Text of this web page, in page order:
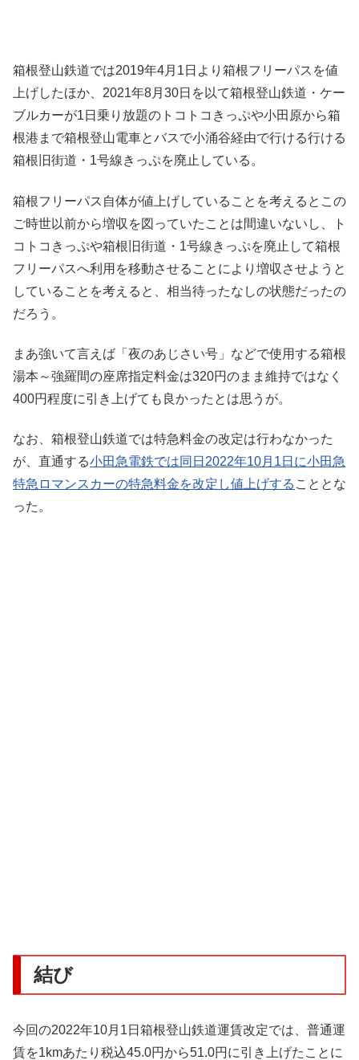
箱根登山鉄道では2019年4月1日より箱根フリーパスを値
上げしたほか、2021年8月30日を以て箱根登山鉄道・ケー
ブルカーが1日乗り放題のトコトコきっぷや小田原から箱
根港まで箱根登山電車とバスで小涌谷経由で行ける行ける
箱根旧街道・1号線きっぷを廃止している。
箱根フリーパス自体が値上げしていることを考えるとこの
ご時世以前から増収を図っていたことは間違いないし、ト
コトコきっぷや箱根旧街道・1号線きっぷを廃止して箱根
フリーパスへ利用を移動させることにより増収させようと
していることを考えると、相当待ったなしの状態だったの
だろう。
まあ強いて言えば「夜のあじさい号」などで使用する箱根
湯本～強羅間の座席指定料金は320円のまま維持ではなく
400円程度に引き上げても良かったとは思うが。
なお、箱根登山鉄道では特急料金の改定は行わなかった
が、直通する小田急電鉄では同日2022年10月1日に小田急
特急ロマンスカーの特急料金を改定し値上げする こととな
った。
結び
今回の2022年10月1日箱根登山鉄道運賃改定では、普通運
賃を1kmあたり税込45.0円から51.0円に引き上げたことに